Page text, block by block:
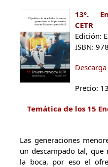
13º.
CETR
Edición:
ISBN:
Precio:
Temática de los 15
Las generaciones
un descampado tal, que
la boca, por eso el